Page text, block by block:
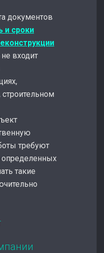
документов
и сроки
входит
требуют
определенных
такие